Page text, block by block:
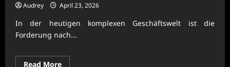
Audrey April 23, 2026
In der heutigen komplexen Geschäftswelt ist die
Forderung nach...
Read MoreRead